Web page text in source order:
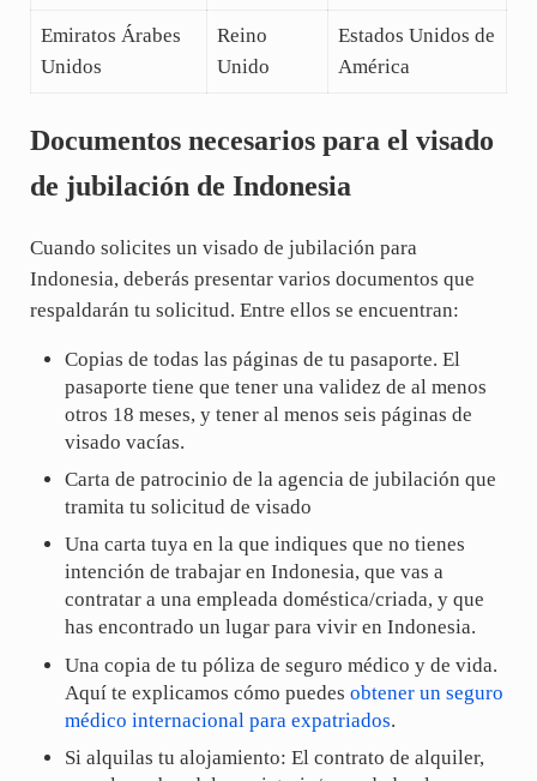
Emiratos Árabes
Unidos
Reino
Unido
Estados Unidos de
América
Documentos necesarios para el visado
de jubilación de Indonesia
Cuando solicites un visado de jubilación para
Indonesia, deberás presentar varios documentos que
respaldarán tu solicitud. Entre ellos se encuentran:
Copias de todas las páginas de tu pasaporte. El
pasaporte tiene que tener una validez de al menos
otros 18 meses, y tener al menos seis páginas de
visado vacías.
Carta de patrocinio de la agencia de jubilación que
tramita tu solicitud de visado
Una carta tuya en la que indiques que no tienes
intención de trabajar en Indonesia, que vas a
contratar a una empleada doméstica/criada, y que
has encontrado un lugar para vivir en Indonesia.
Una copia de tu póliza de seguro médico y de vida.
Aquí te explicamos cómo puedesobtener un seguro
médico internacional para expatriados.
Si alquilas tu alojamiento: El contrato de alquiler,